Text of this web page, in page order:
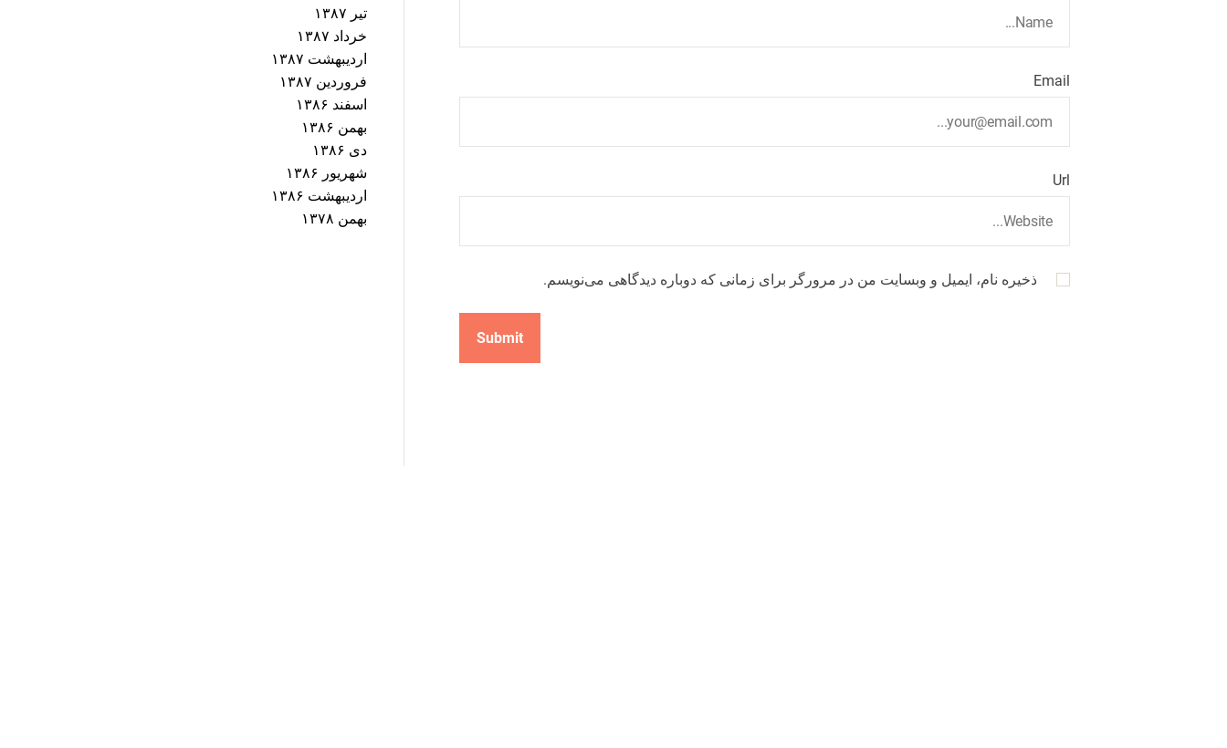
Email
Url
ذخیره نام، ایمیل و وبسایت من در مرورگر برای زمانی که دوباره دیدگاهی می‌نویسم.
تیر ۱۳۸۷
خرداد ۱۳۸۷
اردیبهشت ۱۳۸۷
فروردین ۱۳۸۷
اسفند ۱۳۸۶
بهمن ۱۳۸۶
دی ۱۳۸۶
شهریور ۱۳۸۶
اردیبهشت ۱۳۸۶
بهمن ۱۳۷۸